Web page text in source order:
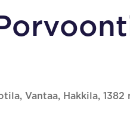
Vantaa, Hakkila, 1382